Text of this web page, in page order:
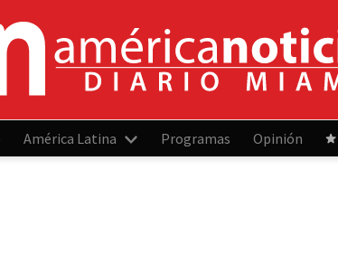
América Latina Programas Opinión